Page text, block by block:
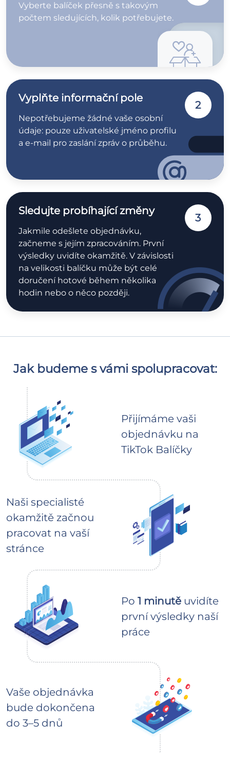
Vyberte balíček přesně s takovým
počtem sledujících, kolik potřebujete.
Vyplňte informační pole
Nepotřebujeme žádné vaše osobní
údaje: pouze uživatelské jméno profilu
a e-mail pro zaslání zpráv o průběhu.
2
Sledujte probíhající změny
Jakmile odešlete objednávku,
začneme s jejím zpracováním. První
výsledky uvidíte okamžitě. V závislosti
na velikosti balíčku může být celé
doručení hotové během několika
hodin nebo o něco později.
3
Jak budeme s vámi spolupracovat:
Přijímáme vaši
objednávku na
TikTok Balíčky
Naši specialisté
okamžitě začnou
pracovat na vaší
stránce
Po 1 minutě uvidíte
první výsledky naší
práce
Vaše objednávka
bude dokončena
do 3–5 dnů